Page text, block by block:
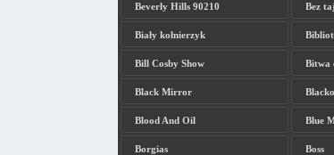
Beverly Hills 90210 Bez
Biały kołnierzyk
Bill Cosby Show Bitwa
Black Mirror
Blood And Oil Blue
Borgias Boss